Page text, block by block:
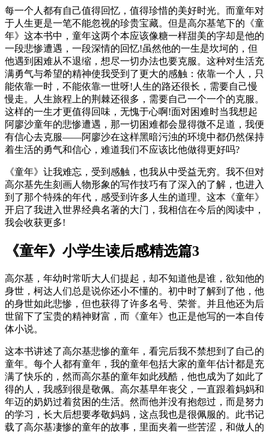
每一个人都有自己值得回忆，值得珍惜的美好时光。而童年对
于人生更是一笔不能忽视的珍贵宝藏。但是高尔基笔下的《童
年》这本书中，童年这两个本应该像糖一样甜美的字却是他的
一段悲惨遭遇，一段深情的回忆!虽然他的一生是坎坷的，但
他遇到困难从不退缩，想尽一切办法也要克服。这种对生活充
满勇气与希望的精神使我受到了更大的感触：依靠一个人，只
能依靠一时，不能依靠一世呀!人生的路还很长，需要自己慢
慢走。人生旅程上的荆棘还很多，需要自己一个一个的克服。
这样的一生才更值得回味，无愧于心啊!面对困难时当我想起
阿廖沙童年的悲惨遭遇，那一切困难都会显得微不足道，我便
有信心去克服――阿廖沙在这样黑暗污浊的环境中都仍然保持
着生活的勇气和信心，难道我们不应该比他做得更好吗?
《童年》让我难忘，受到感触，也我从中受益无穷。我不但对
高尔基先生刻画人物形象的写作技巧有了深入的了解，也进入
到了那个特殊的年代，感受到许多人生的道理。这本《童年》
开启了我进入世界经典名著的大门，我相信在今后的阅读中，
我会收获更多!
《童年》小学生读后感精选篇3
高尔基，年幼时常听大人们提起，却不知道他是谁，欲知他的
身世，柯达人们总是说你还小不懂的。初中时了解到了他，他
的身世如此悲惨，但也获得了许多名号、荣誉。并且他还为后
世留下了宝贵的精神财富，而《童年》也正是他写的一本自传
体小说。
这本书讲述了高尔基悲惨的童年，看完后我不禁想到了自己的
童年。每个人都有童年，我的童年包括大家的童年估计都是充
满了快乐的，然而高尔基的童年如此残酷，他也成为了如此了
得的人，我感到很是敬佩。高尔基早年丧父，一直跟着妈妈和
年迈的奶奶过着贫困的生活。然而他并没有抱怨过，而是努力
的学习，长大后想要孝敬妈妈，这点我也是很佩服的。此书记
载了高尔基凄惨的童年的故事，里面夹着一些苦涩，和做人的